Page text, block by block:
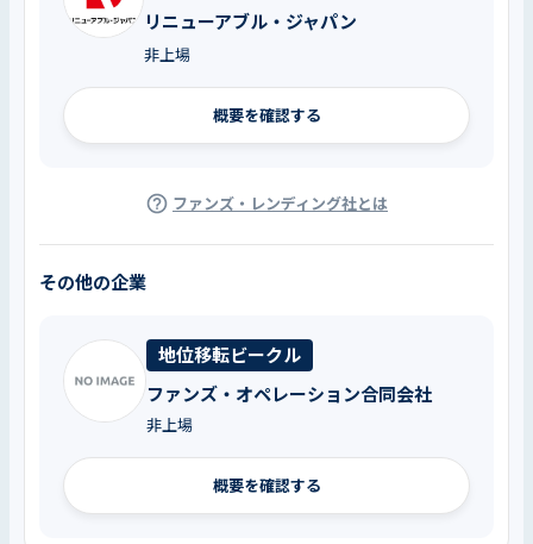
リニューアブル・ジャパン
非上場
概要を確認する
ファンズ・レンディング社とは
その他の企業
地位移転ビークル
ファンズ・オペレーション合同会社
非上場
概要を確認する